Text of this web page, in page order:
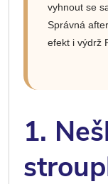
vyhnout se
Správná
efekt i výdrž
1.